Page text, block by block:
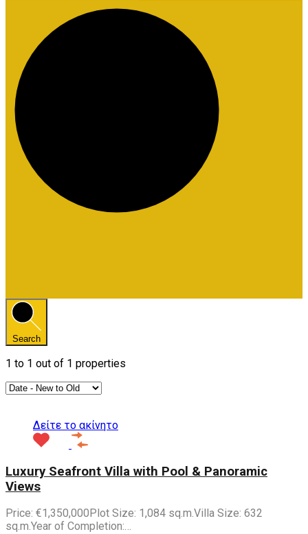
Search
1 to 1 out of 1 properties
Δείτε το ακίνητο
Luxury Seafront Villa with Pool & Panoramic
Views
Price: €1,350,000Plot Size: 1,084 sq.m.Villa Size: 632
sq.m.Year of Completion:…